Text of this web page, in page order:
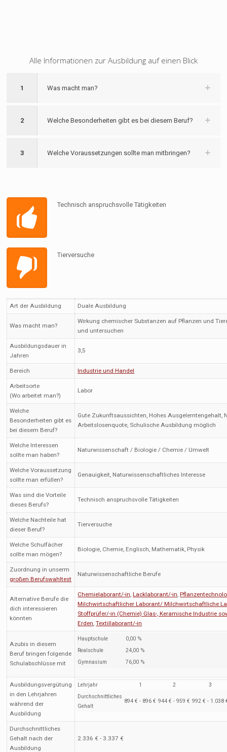
Alle Informationen zur Ausbildung auf einen Blick
1 Was macht man?
2 Welche Besonderheiten gibt es bei diesem Beruf?
3 Welche Voraussetzungen sollte man mitbringen?
Technisch anspruchsvolle Tätigkeiten
Tierversuche
Art der Ausbildung Duale Ausbildung
Was macht man?
Wirkung chemischer Substanzen auf Pflanzen und
und untersuchen
Ausbildungsdauer in
Jahren
3,5
Bereich Industrie und Handel
Arbeitsorte
(Wo arbeitet man?)
Labor
Welche
Besonderheiten gibt es
bei diesem Beruf?
Gute Zukunftsaussichten, Hohes Ausgelerntengehalt,
Arbeitslosenquote, Schulische Ausbildung möglich
Welche Interessen
sollte man haben?
Naturwissenschaft / Biologie / Chemie / Umwelt
Welche Voraussetzung
sollte man erfüllen?
Genauigkeit, Naturwissenschaftliches Interesse
Was sind die Vorteile
dieses Berufs?
Technisch anspruchsvolle Tätigkeiten
Welche Nachteile hat
dieser Beruf?
Tierversuche
Welche Schulfächer
sollte man mögen?
Biologie, Chemie, Englisch, Mathematik, Physik
Zuordnung in unserm
großen Berufswahltest
Naturwissenschaftliche Berufe
Alternative Berufe die
dich interessieren
könnten
Chemielaborant/-in,Lacklaborant/-in,
Milchwirtschaftlicher Laborant/ Milchwirtschaftliche
Stoffprüfer/-in (Chemie) Glas-, Keramische Industrie
Erden,Textillaborant/-in
Azubis in diesem
Beruf bringen folgende
Schulabschlüsse mit
Hauptschule
0,00 %
Realschule
24,00 %
Gymnasium
76,00 %
Ausbildungsvergütung
in den Lehrjahren
während der
Ausbildung
Lehrjahr 1 2
3
Durchschnittliches
Gehalt
894 € - 896 € 944 € - 959 € 992 € - 1.038
Durchschnittliches
Gehalt nach der
Ausbildung
2.336 € - 3.337 €